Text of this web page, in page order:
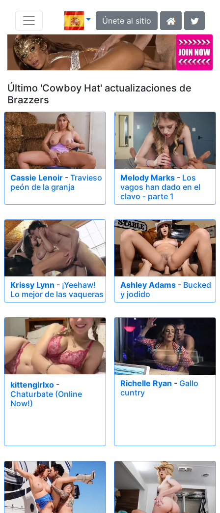
Únete al sitio
Último 'Cowboy Hat' actualizaciones de
Brazzers
Cassie Lenoir - Travieso
peón de la granja
Melody Marks - Los
vagos han dado en el
clavo - parte 1
Krissy Lynn - ¡Yeehaw!
Lo mejor de las vaqueras
Ashley Adams - Bucked
y jodido
kittengirlxo -
Chaturbate (Online
Now!)
Richelle Ryan - Gallo
cuntry